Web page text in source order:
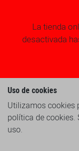
La tienda
desactivada
Uso de cookies
Utilizamos cookies
política de cookies.
uso.